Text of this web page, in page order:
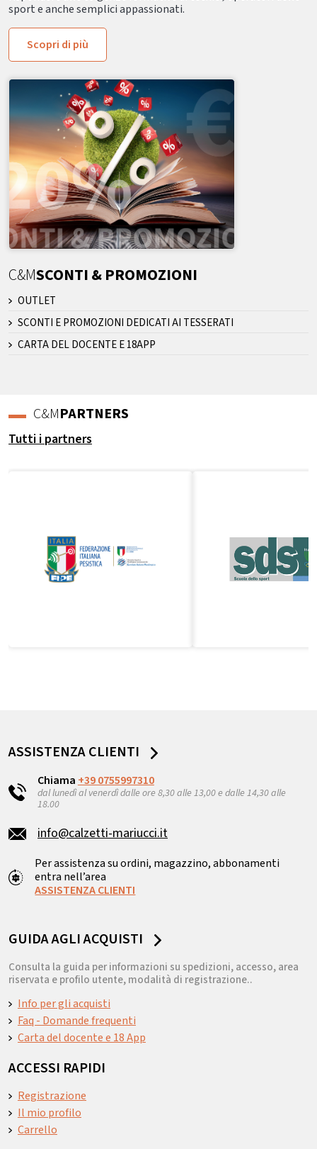
sport e anche semplici appassionati.
Scopri di più
C&MSCONTI & PROMOZIONI
OUTLET
SCONTI E PROMOZIONI DEDICATI AI TESSERATI
CARTA DEL DOCENTE E 18APP
C&MPARTNERS
Tutti i partners
ASSISTENZA CLIENTI
Chiama +39 0755997310
dal lunedì al venerdì dalle ore 8,30 alle 13,00 e dalle 14,30 alle
18.00
info@calzetti-mariucci.it
Per assistenza su ordini, magazzino, abbonamenti
entra nell’area
ASSISTENZA CLIENTI
GUIDA AGLI ACQUISTI
Consulta la guida per informazioni su spedizioni, accesso, area
riservata e profilo utente, modalità di registrazione..
Info per gli acquisti
Faq - Domande frequenti
Carta del docente e 18 App
ACCESSI RAPIDI
Registrazione
Il mio profilo
Carrello